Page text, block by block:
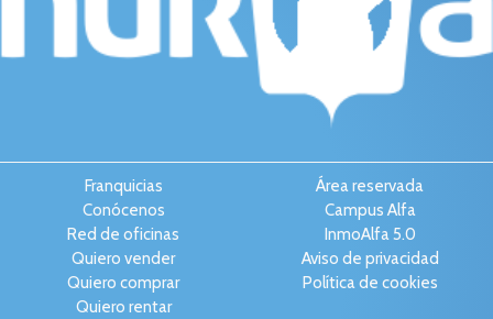
Franquicias
Conócenos
Red de oficinas
Quiero vender
Quiero comprar
Quiero rentar
Área reservada
Campus Alfa
InmoAlfa 5.0
Aviso de privacidad
Política de cookies